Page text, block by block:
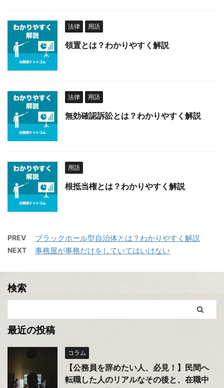
法律 用語
領置とは？わかりやすく解説
法律 用語
無効確認訴訟とは？わかりやすく解説
用語
根抵当権とは？わかりやすく解説
PREV ブラックホール型自治体とは？わかりやすく解説
NEXT 事務屋が事務だけをしていてはいけない
検索
最近の投稿
コラム
【公務員を辞めたい人、必見！】民間へ
転職した人のリアルなその後と、在職中